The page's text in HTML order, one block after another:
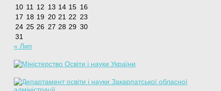
10 11 12 13 14 15 16
17 18 19 20 21 22 23
24 25 26 27 28 29 30
31
« Лип